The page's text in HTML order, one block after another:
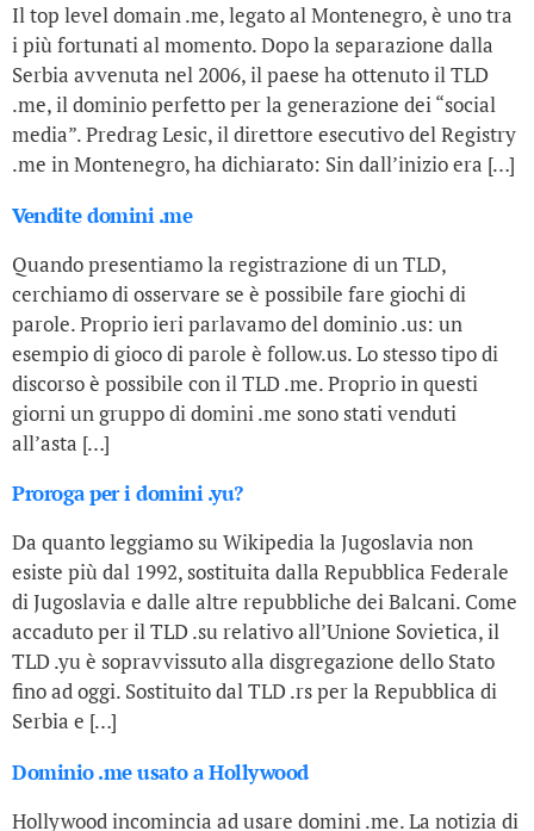
Il top level domain .me, legato al Montenegro, è uno tra
i più fortunati al momento. Dopo la separazione dalla
Serbia avvenuta nel 2006, il paese ha ottenuto il TLD
.me, il dominio perfetto per la generazione dei “social
media”. Predrag Lesic, il direttore esecutivo del Registry
.me in Montenegro, ha dichiarato: Sin dall’inizio era […]
Vendite domini .me
Quando presentiamo la registrazione di un TLD,
cerchiamo di osservare se è possibile fare giochi di
parole. Proprio ieri parlavamo del dominio .us: un
esempio di gioco di parole è follow.us. Lo stesso tipo di
discorso è possibile con il TLD .me. Proprio in questi
giorni un gruppo di domini .me sono stati venduti
all’asta […]
Proroga per i domini .yu?
Da quanto leggiamo su Wikipedia la Jugoslavia non
esiste più dal 1992, sostituita dalla Repubblica Federale
di Jugoslavia e dalle altre repubbliche dei Balcani. Come
accaduto per il TLD .su relativo all’Unione Sovietica, il
TLD .yu è sopravvissuto alla disgregazione dello Stato
fino ad oggi. Sostituito dal TLD .rs per la Repubblica di
Serbia e […]
Dominio .me usato a Hollywood
Hollywood incomincia ad usare domini .me. La notizia di